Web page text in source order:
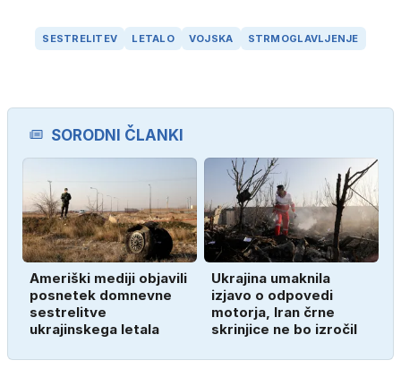
SESTRELITEV LETALO VOJSKA STRMOGLAVLJENJE
SORODNI ČLANKI
Ameriški mediji objavili
posnetek domnevne
sestrelitve
ukrajinskega letala
Ukrajina umaknila
izjavo o odpovedi
motorja, Iran črne
skrinjice ne bo izročil